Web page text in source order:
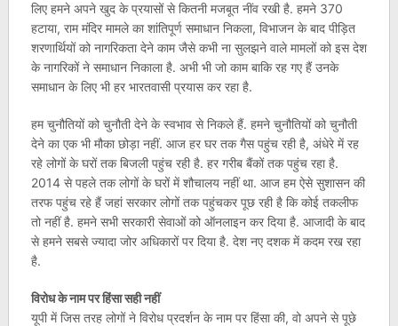
लिए हमने अपने खुद के प्रयासों से कितनी मजबूत नींव रखी है. हमने 370
हटाया, राम मंदिर मामले का शांतिपूर्ण समाधान निकला, विभाजन के बाद पीड़ित
शरणार्थियों को नागरिकता देने काम जैसे कभी ना सुलझने वाले मामलों को इस देश
के नागरिकों ने समाधान निकाला है. अभी भी जो काम बाकि रह गए हैं उनके
समाधान के लिए भी हर भारतवासी प्रयास कर रहा है.
हम चुनौतियों को चुनौती देने के स्वभाव से निकले हैं. हमने चुनौतियों को चुनौती
देने का एक भी मौका छोड़ा नहीं. आज हर घर तक गैस पहुंच रही है, अंधेरे में रह
रहे लोगों के घरों तक बिजली पहुंच रही है. हर गरीब बैंकों तक पहुंच रहा है.
2014 से पहले तक लोगों के घरों में शौचालय नहीं था. आज हम ऐसे सुशासन की
तरफ पहुंच रहे हैं जहां सरकार लोगों तक पहुंचकर पूछ रही है कि कोई तकलीफ
तो नहीं है. हमने सभी सरकारी सेवाओं को ऑनलाइन कर दिया है. आजादी के बाद
से हमने सबसे ज्यादा जोर अधिकारों पर दिया है. देश नए दशक में कदम रख रहा
है.
विरोध के नाम पर हिंसा सही नहीं
यूपी में जिस तरह लोगों ने विरोध प्रदर्शन के नाम पर हिंसा की, वो अपने से पूछे